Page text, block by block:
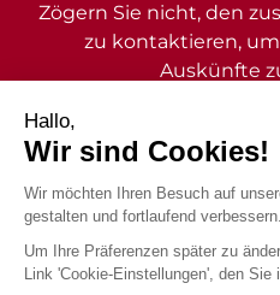
Zögern Sie nicht, den
zu kontaktieren,
Auskünfte
2026 - Gemeinde Vianden